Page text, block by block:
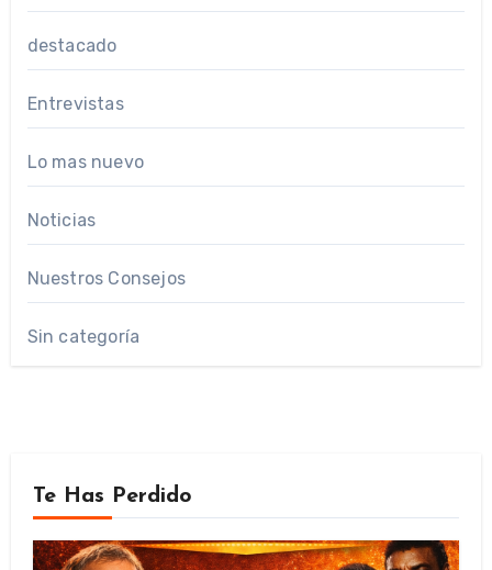
destacado
Entrevistas
Lo mas nuevo
Noticias
Nuestros Consejos
Sin categoría
Te Has Perdido